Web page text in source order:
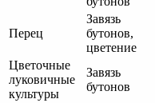
Перец
Завязь
бутонов,
цветение
Цветочные
луковичные
культуры
Завязь
бутонов